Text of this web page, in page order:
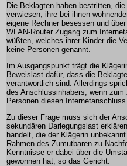
Die Beklagten haben bestritten,
verwiesen, ihre bei ihnen
eigene Rechner besessen und
WLAN-Router Zugang zum
wüßten, welches ihrer Kinder die
keine Personen genannt.
Im Ausgangspunkt trägt die
Beweislast dafür, dass die
verantwortlich sind. Allerdings
des Anschlussinhabers, wenn
Personen diesen
Zu dieser Frage muss sich der
sekundären Darlegungslast
handelt, die der Klägerin
Rahmen des Zumutbaren zu
Kenntnisse er dabei über die
gewonnen hat, so das Gericht.